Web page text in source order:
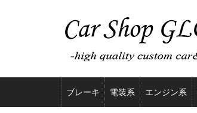
ブレーキ 電装系 エンジン系